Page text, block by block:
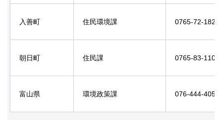
入善町 住民環境課 0765-72-1824
朝日町 住民課 0765-83-1100
富山県 環境政策課 076-444-4055